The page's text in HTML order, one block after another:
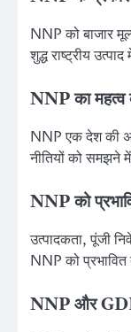
NNP को बाजार
शुद्ध राष्ट्रीय
NNP का महत्व
NNP एक देश की
नीतियों को समझने में
NNP को
उत्पादकता, पूंजी
NNP को
NNP और